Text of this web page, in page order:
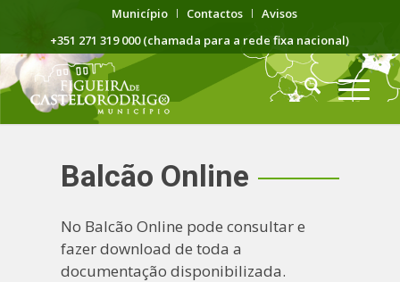
Município Contactos
Avisos
+351 271 319 000 (chamada para a rede fixa nacional)
Balcão Online
No Balcão Online pode consultar e
fazer download de toda a
documentação disponibilizada.